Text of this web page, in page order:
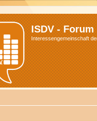
ISDV - Forum
Interessengemeinschaft